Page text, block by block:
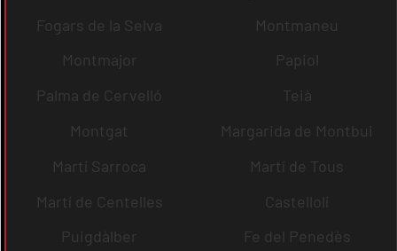
Fogars de la Selva
Montmaneu
Montmajor
Papiol
Palma de Cervelló
Teià
Montgat
Margarida de Montbui
Martí Sarroca
Martí de Tous
Martí de Centelles
Castellolí
Puigdàlber
Fe del Penedès